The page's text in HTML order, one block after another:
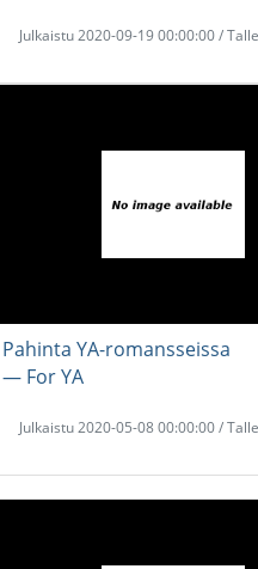
Julkaistu 2020-09-19 00:00:00 /
Pahinta YA-romansseissa
― For YA
Julkaistu 2020-05-08 00:00:00 /